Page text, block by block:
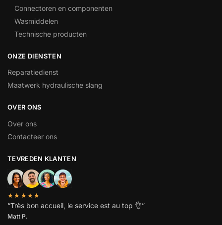
Connectoren en componenten
Wasmiddelen
Technische producten
ONZE DIENSTEN
Reparatiedienst
Maatwerk hydraulische slang
OVER ONS
Over ons
Contacteer ons
TEVREDEN KLANTEN
★★★★★
“Très bon accueil, le service est au top 👌”
Matt P.